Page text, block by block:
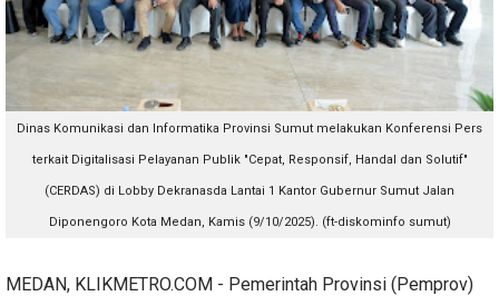
Dinas Komunikasi dan Informatika Provinsi Sumut melakukan Konferensi Pers
terkait Digitalisasi Pelayanan Publik "Cepat, Responsif, Handal dan Solutif"
(CERDAS) di Lobby Dekranasda Lantai 1 Kantor Gubernur Sumut Jalan
Diponengoro Kota Medan, Kamis (9/10/2025). (ft-diskominfo sumut)
MEDAN, KLIKMETRO.COM - Pemerintah Provinsi (Pemprov)